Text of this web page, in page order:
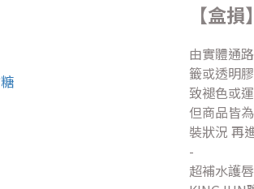
【盒
由實體通
籤或透明
致褪色或
但商品皆
裝狀況 再
-
超補水護